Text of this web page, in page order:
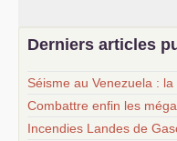
Derniers articles
Séisme au Venezuela :
Combattre enfin les
Incendies Landes de